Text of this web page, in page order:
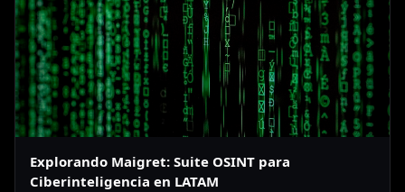
Explorando Maigret: Suite OSINT para
Ciberinteligencia en LATAM